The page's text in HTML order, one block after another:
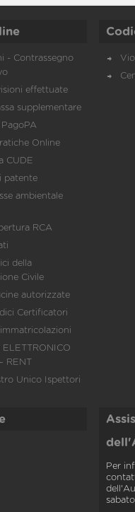
- Contrassegno
effettuate
supplementare
Online
CUDE
patente
ambientale
RCA
della
Civile
autorizzate
Certificatori
ELETTRONICO
RENT
Unico Ispettori
Per